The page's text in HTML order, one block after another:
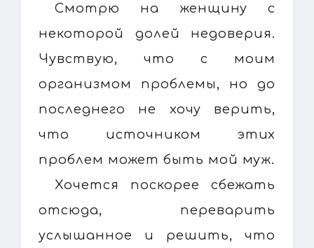
Смотрю на женщину с
некоторой долей недоверия.
Чувствую, что с моим
организмом проблемы, но до
последнего не хочу верить,
что источником этих
проблем может быть мой муж.
Хочется поскорее сбежать
отсюда, переварить
услышанное и решить, что